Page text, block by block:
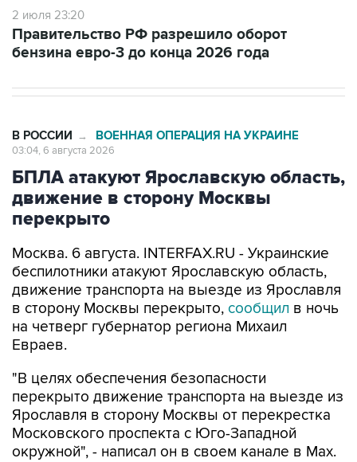
2 июля 23:20
Правительство РФ разрешило оборот
бензина евро-3 до конца 2026 года
В РОССИИ → ВОЕННАЯ ОПЕРАЦИЯ НА УКРАИНЕ
03:04, 6 августа 2026
БПЛА атакуют Ярославскую область,
движение в сторону Москвы
перекрыто
Москва. 6 августа. INTERFAX.RU - Украинские
беспилотники атакуют Ярославскую область,
движение транспорта на выезде из Ярославля
в сторону Москвы перекрыто, сообщил в ночь
на четверг губернатор региона Михаил
Евраев.
"В целях обеспечения безопасности
перекрыто движение транспорта на выезде из
Ярославля в сторону Москвы от перекрестка
Московского проспекта с Юго-Западной
окружной", - написал он в своем канале в Мах.